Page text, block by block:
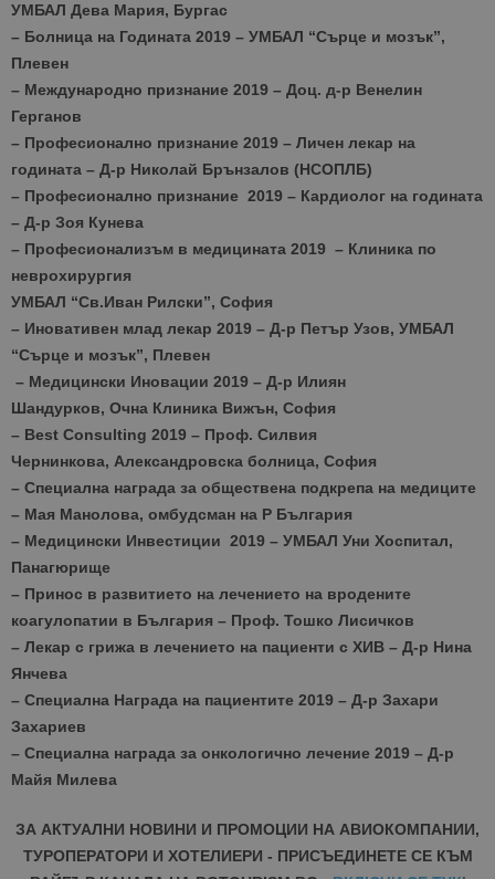
УМБАЛ Дева Мария, Бургас
– Болница на Годината 2019 – УМБАЛ “Сърце и мозък”,
Плевен
– Международно признание 2019 – Доц. д-р Венелин
Герганов
– Професионално признание 2019 – Личен лекар на
годината – Д-р Николай Брънзалов (НСОПЛБ)
– Професионално признание 2019 – Кардиолог на годината
– Д-р Зоя Кунева
– Професионализъм в медицината 2019 – Клиника по
неврохирургия
УМБАЛ “Св.Иван Рилски”, София
– Иновативен млад лекар 2019 – Д-р Петър Узов, УМБАЛ
“Сърце и мозък”, Плевен
– Медицински Иновации 2019 – Д-р Илиян
Шандурков, Очна Клиника Вижън, София
– Best Consulting 2019 – Проф. Силвия
Чернинкова, Александровска болница, София
– Специална награда за обществена подкрепа на медиците
– Мая Манолова, омбудсман на Р България
– Медицински Инвестиции 2019 – УМБАЛ Уни Хоспитал,
Панагюрище
– Принос в развитието на лечението на вродените
коагулопатии в България – Проф. Тошко Лисичков
– Лекар с грижа в лечението на пациенти с ХИВ – Д-р Нина
Янчева
– Специална Награда на пациентите 2019 – Д-р Захари
Захариев
– Специална награда за онкологично лечение 2019 – Д-р
Майя Милева
ЗА АКТУАЛНИ НОВИНИ И ПРОМОЦИИ НА АВИОКОМПАНИИ,
ТУРОПЕРАТОРИ И ХОТЕЛИЕРИ - ПРИСЪЕДИНЕТЕ СЕ КЪМ